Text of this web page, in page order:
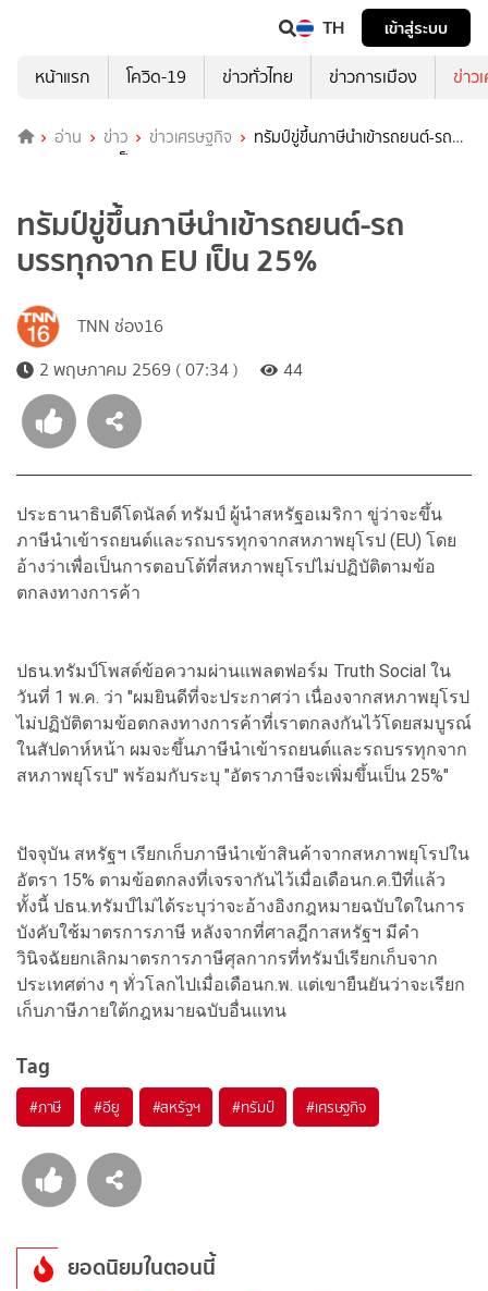
TH
เข้าสู่ระบบ
หน้าแรก
โควิด-19 ข่าวทั่วไทย ข่าวการเมือง ข่าว
อ่าน ข่าว ข่าวเศรษฐกิจ
ทรัมป์ขู่ขึ้นภาษีนำเข้ารถยนต์-รถ
บรรทุกจาก EU เป็น 25%
ทรัมป์ขู่ขึ้นภาษีนำเข้ารถยนต์-รถ
บรรทุกจาก EU เป็น 25%
TNN ช่อง16
2 พฤษภาคม 2569 ( 07:34 )
44
ประธานาธิบดีโดนัลด์ ทรัมป์ ผู้นำสหรัฐอเมริกา ขู่ว่าจะขึ้น
ภาษีนำเข้ารถยนต์และรถบรรทุกจากสหภาพยุโรป (EU) โดย
อ้างว่าเพื่อเป็นการตอบโต้ที่สหภาพยุโรปไม่ปฏิบัติตามข้อ
ตกลงทางการค้า
ปธน.ทรัมป์โพสต์ข้อความผ่านแพลตฟอร์ม Truth Social ใน
วันที่ 1 พ.ค. ว่า "ผมยินดีที่จะประกาศว่า เนื่องจากสหภาพยุโรป
ไม่ปฏิบัติตามข้อตกลงทางการค้าที่เราตกลงกันไว้โดยสมบูรณ์
ในสัปดาห์หน้า ผมจะขึ้นภาษีนำเข้ารถยนต์และรถบรรทุกจาก
สหภาพยุโรป" พร้อมกับระบุ "อัตราภาษีจะเพิ่มขึ้นเป็น 25%"
ปัจจุบัน สหรัฐฯ เรียกเก็บภาษีนำเข้าสินค้าจากสหภาพยุโรปใน
อัตรา 15% ตามข้อตกลงที่เจรจากันไว้เมื่อเดือนก.ค.ปีที่แล้ว
ทั้งนี้ ปธน.ทรัมป์ไม่ได้ระบุว่าจะอ้างอิงกฎหมายฉบับใดในการ
บังคับใช้มาตรการภาษี หลังจากที่ศาลฎีกาสหรัฐฯ มีคำ
วินิจฉัยยกเลิกมาตรการภาษีศุลกากรที่ทรัมป์เรียกเก็บจาก
ประเทศต่าง ๆ ทั่วโลกไปเมื่อเดือนก.พ. แต่เขายืนยันว่าจะเรียก
เก็บภาษีภายใต้กฎหมายฉบับอื่นแทน
Tag
#ภาษี #อียู #สหรัฐฯ #ทรัมป์ #เศรษฐกิจ
ยอดนิยมในตอนนี้